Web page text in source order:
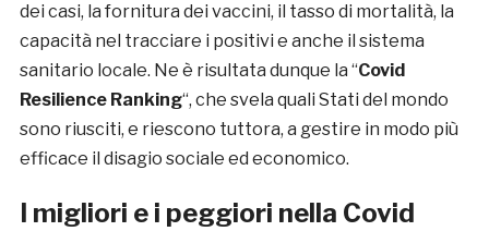
dei casi, la fornitura dei vaccini, il tasso di mortalità, la
capacità nel tracciare i positivi e anche il sistema
sanitario locale. Ne è risultata dunque la “Covid
Resilience Ranking“, che svela quali Stati del mondo
sono riusciti, e riescono tuttora, a gestire in modo più
efficace il disagio sociale ed economico.
I migliori e i peggiori nella Covid